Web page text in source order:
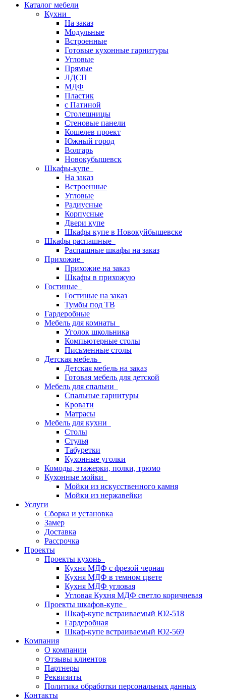
Каталог мебели
Кухни
На заказ
Модульные
Встроенные
Готовые кухонные гарнитуры
Угловые
Прямые
ЛДСП
МДФ
Пластик
с Патиной
Столешницы
Стеновые панели
Кошелев проект
Южный город
Волгарь
Новокубышевск
Шкафы-купе
На заказ
Встроенные
Угловые
Радиусные
Корпусные
Двери купе
Шкафы купе в Новокуйбышевске
Шкафы распашные
Распашные шкафы на заказ
Прихожие
Прихожие на заказ
Шкафы в прихожую
Гостиные
Гостиные на заказ
Тумбы под ТВ
Гардеробные
Мебель для комнаты
Уголок школьника
Компьютерные столы
Письменные столы
Детская мебель
Детская мебель на заказ
Готовая мебель для детской
Мебель для спальни
Спальные гарнитуры
Кровати
Матрасы
Мебель для кухни
Столы
Стулья
Табуретки
Кухонные уголки
Комоды, этажерки, полки, трюмо
Кухонные мойки
Мойки из искусственного камня
Мойки из нержавейки
Услуги
Сборка и установка
Замер
Доставка
Рассрочка
Проекты
Проекты кухонь
Кухня МДФ с фрезой черная
Кухня МДФ в темном цвете
Кухня МДФ угловая
Угловая Кухня МДФ светло коричневая
Проекты шкафов-купе
Шкаф-купе встраиваемый Ю2-518
Гардеробная
Шкаф-купе встраиваемый Ю2-569
Компания
О компании
Отзывы клиентов
Партнеры
Реквизиты
Политика обработки персональных данных
Контакты